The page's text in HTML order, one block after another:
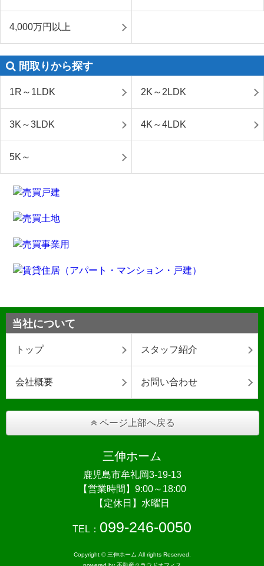
4,000万円以上
間取りから探す
1R～1LDK 2K～2LDK
3K～3LDK 4K～4LDK
5K～
当社について
トップ スタッフ紹介
会社概要 お問い合わせ
ページ上部へ戻る
三伸ホーム
鹿児島市牟礼岡3-19-13
【営業時間】9:00～18:00
【定休日】水曜日
TEL： 099-246-0050
Copyright © 三伸ホーム All rights Reserved.